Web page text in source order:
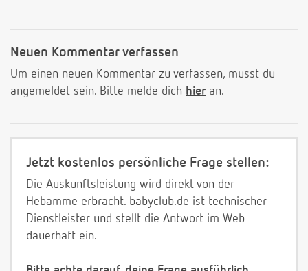
Neuen Kommentar verfassen
Um einen neuen Kommentar zu verfassen, musst du
angemeldet sein. Bitte melde dich hier an.
Jetzt kostenlos persönliche Frage stellen:
Die Auskunftsleistung wird direkt von der
Hebamme erbracht. babyclub.de ist technischer
Dienstleister und stellt die Antwort im Web
dauerhaft ein.